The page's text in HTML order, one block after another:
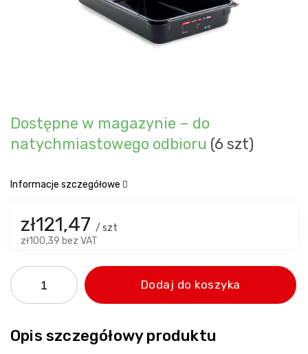
zł121,47 / szt
zł100,39 bez VAT
Dostępne w magazynie – do
natychmiastowego odbioru (6 szt)
Dodaj do koszyka
Informacje szczegółowe
Opis szczegółowy produktu